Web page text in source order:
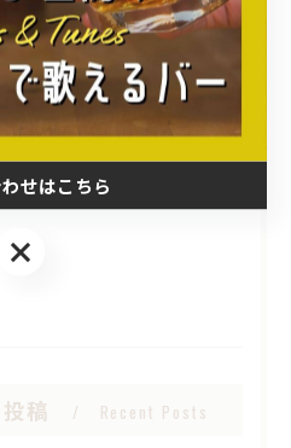
ー Categories
ゴリー
稿 Recent Posts
せはこちら
せはこちら